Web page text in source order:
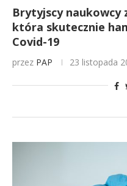
Brytyjscy naukowcy
która skutecznie
Covid-19
przez PAP 23 listopada